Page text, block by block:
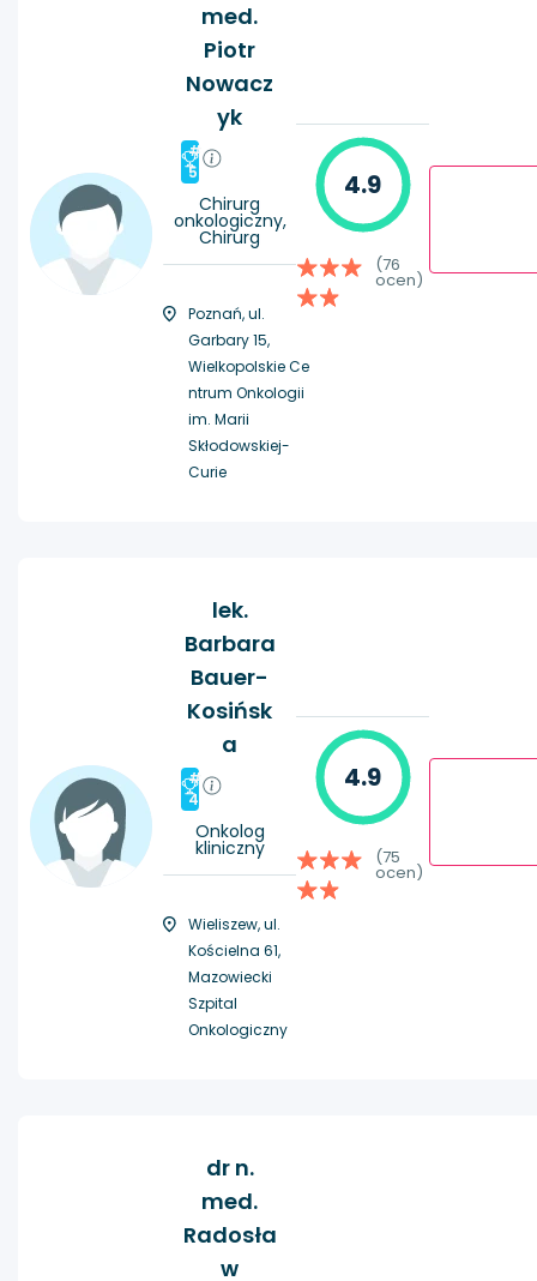
med.
Piotr
Nowacz
yk
#
5
Chirurg
onkologiczny,
Chirurg
Poznań, ul.
Garbary 15,
Wielkopolskie Ce
ntrum Onkologii
im. Marii
Skłodowskiej-
Curie
4.9
(76
ocen)
lek.
Barbara
Bauer-
Kosińsk
a
#
4
Onkolog
kliniczny
Wieliszew, ul.
Kościelna 61,
Mazowiecki
Szpital
Onkologiczny
4.9
(75
ocen)
dr n.
med.
Radosła
w